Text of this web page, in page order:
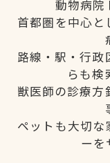
動物病院
首都圏を中心と
路線・駅・行政
らも検
獣医師の診療方
ペットも大切な
ーを